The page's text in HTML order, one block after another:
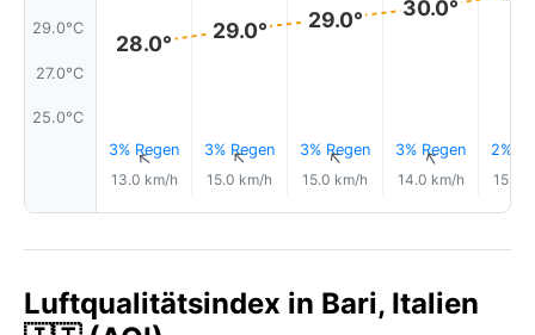
29.0°C
27.0°C
25.0°C
28.0°
3% Regen
↑
13.0 km/h
29.0°
3% Regen
↑
15.0 km/h
29.0°
3% Regen
↑
15.0 km/h
30.0°
3% Regen
↑
14.0 km/h
2%
15.0
Luftqualitätsindex in Bari, Italien